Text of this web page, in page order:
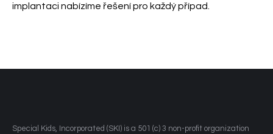
implantaci nabízíme řešení pro každý případ.
​Special Kids, Incorporated (SKI) is a 501 (c) 3 non-profit organization